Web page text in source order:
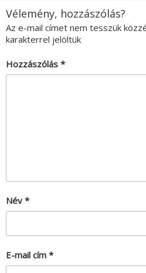
Vélemény, hozzászólás?
Az e-mail címet nem tesszük
karakterrel jelöltük
Hozzászólás *
Név *
E-mail cím *